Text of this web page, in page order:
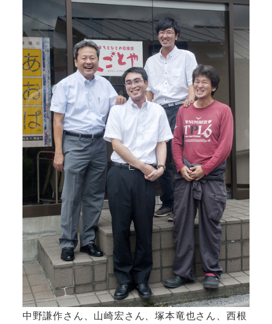
中野謙作さん、山崎宏さん、塚本竜也さん、西根